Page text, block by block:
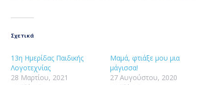
Σχετικά
13η Ημερίδας Παιδικής
Λογοτεχνίας
28 Μαρτίου, 2021
Μαμά, φτιάξε μου μια
μάγισσα!
27 Αυγούστου, 2020